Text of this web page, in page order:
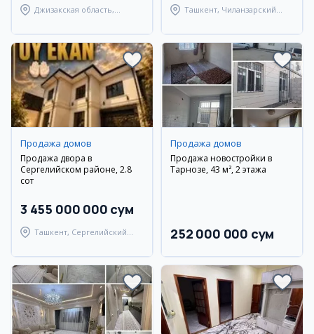
Джизакская область,
Ташкент, Чиланзарский
Продажа домов
Продажа двора в
Сергелийском районе, 2.8
сот
3 455 000 000 сум
Ташкент, Сергелийский
Продажа домов
Продажа новостройки в
Тарнозе, 43 м², 2 этажа
252 000 000 сум